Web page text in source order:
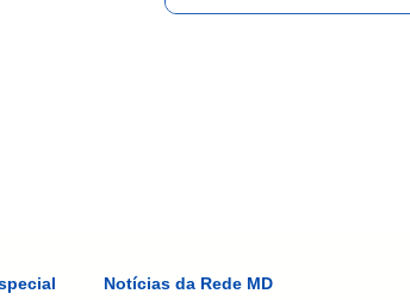
Notícias da Rede MD